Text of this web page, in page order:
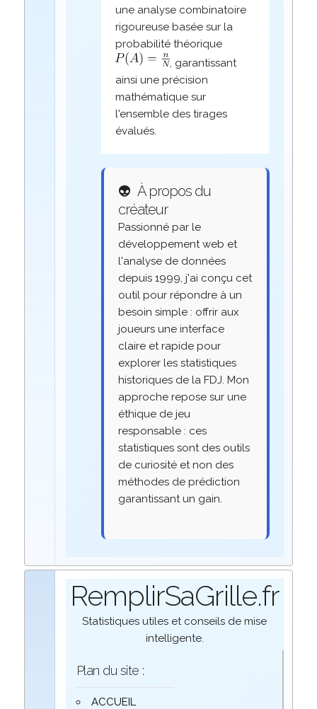
une analyse combinatoire
rigoureuse basée sur la
probabilité théorique
, garantissant
ainsi une précision
mathématique sur
l'ensemble des tirages
évalués.
👽 À propos du
créateur
Passionné par le
développement web et
l'analyse de données
depuis 1999, j'ai conçu cet
outil pour répondre à un
besoin simple : offrir aux
joueurs une interface
claire et rapide pour
explorer les statistiques
historiques de la FDJ. Mon
approche repose sur une
éthique de jeu
responsable : ces
statistiques sont des outils
de curiosité et non des
méthodes de prédiction
garantissant un gain.
RemplirSaGrille.fr
Statistiques utiles et conseils de mise
intelligente.
Plan du site :
ACCUEIL